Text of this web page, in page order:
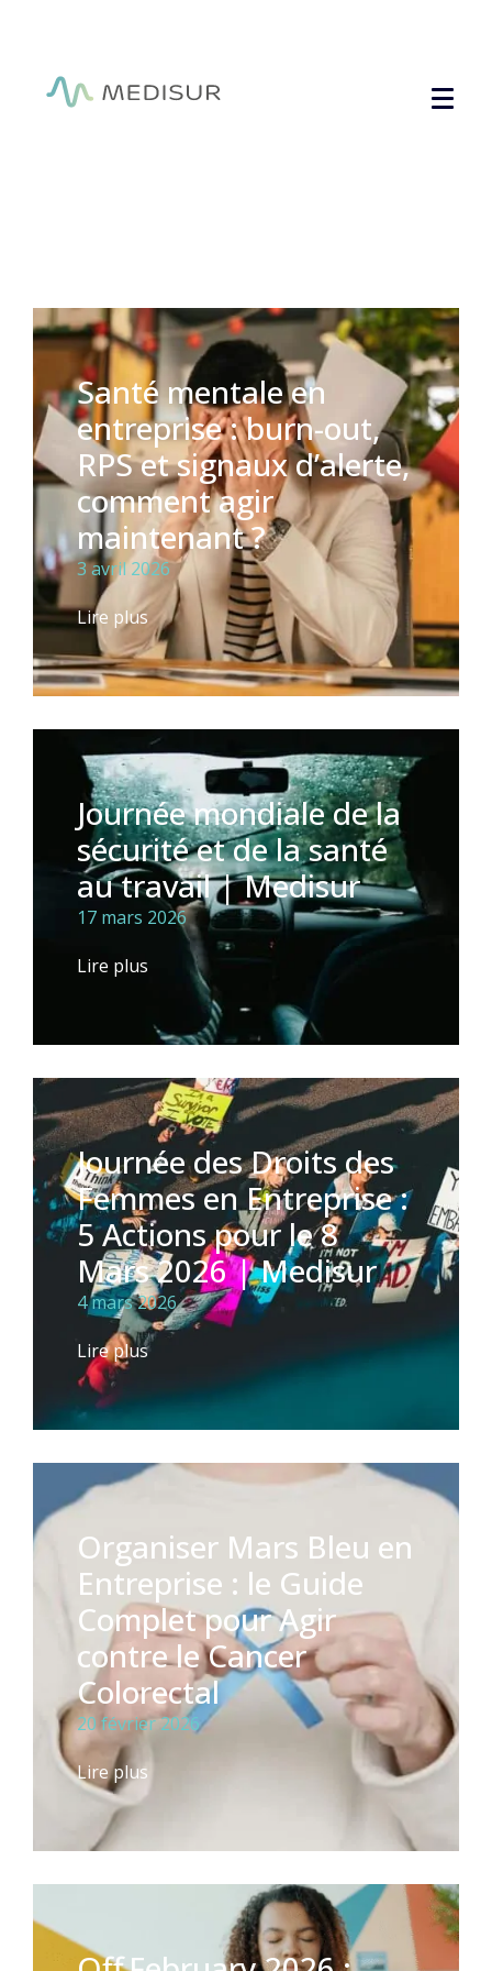
Santé mentale en
entreprise : burn-out,
RPS et signaux d’alerte,
comment agir
maintenant ?
3 avril 2026
Lire plus
Journée mondiale de la
sécurité et de la santé
au travail | Medisur
17 mars 2026
Lire plus
Journée des Droits des
Femmes en Entreprise :
5 Actions pour le 8
Mars 2026 | Medisur
4 mars 2026
Lire plus
Organiser Mars Bleu en
Entreprise : le Guide
Complet pour Agir
contre le Cancer
Colorectal
20 février 2026
Lire plus